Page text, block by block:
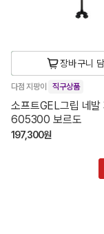
장바구니
다점 지팡이 직구상품
소프트GEL그립 네발
605300 보르도
197,300원